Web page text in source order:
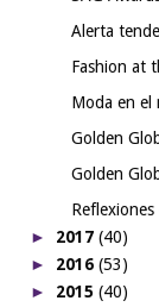
Alerta
Fashion at
Moda en el
Golden
Golden
► 2017 (40)
► 2016 (53)
► 2015 (40)